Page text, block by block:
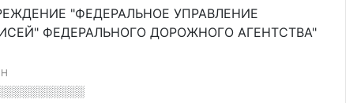
"ФЕДЕРАЛЬНОЕ УПРАВЛЕНИЕ
ФЕДЕРАЛЬНОГО ДОРОЖНОГО АГЕНТСТВА"